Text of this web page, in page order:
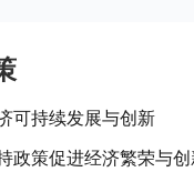
可持续发展与创新
政策促进经济繁荣与